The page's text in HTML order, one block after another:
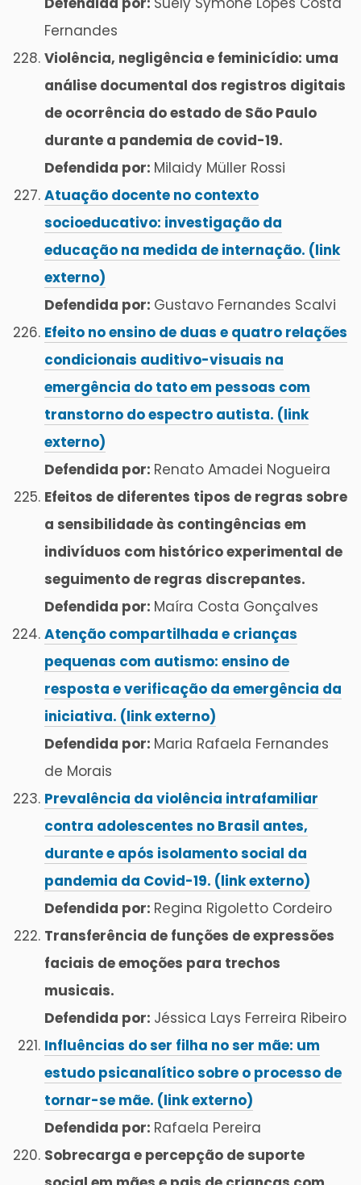
Fernandes
Violência, negligência e feminicídio: uma
análise documental dos registros digitais
de ocorrência do estado de São Paulo
durante a pandemia de covid-19.
Defendida por: Milaidy Müller Rossi
Atuação docente no contexto
socioeducativo: investigação da
educação na medida de internação. (link
externo)
Defendida por: Gustavo Fernandes Scalvi
Efeito no ensino de duas e quatro relações
condicionais auditivo-visuais na
emergência do tato em pessoas com
transtorno do espectro autista. (link
externo)
Defendida por: Renato Amadei Nogueira
Efeitos de diferentes tipos de regras sobre
a sensibilidade às contingências em
indivíduos com histórico experimental de
seguimento de regras discrepantes.
Defendida por: Maíra Costa Gonçalves
Atenção compartilhada e crianças
pequenas com autismo: ensino de
resposta e verificação da emergência da
iniciativa. (link externo)
Defendida por: Maria Rafaela Fernandes
de Morais
Prevalência da violência intrafamiliar
contra adolescentes no Brasil antes,
durante e após isolamento social da
pandemia da Covid-19. (link externo)
Defendida por: Regina Rigoletto Cordeiro
Transferência de funções de expressões
faciais de emoções para trechos
musicais.
Defendida por: Jéssica Lays Ferreira Ribeiro
Influências do ser filha no ser mãe: um
estudo psicanalítico sobre o processo de
tornar-se mãe. (link externo)
Defendida por: Rafaela Pereira
Sobrecarga e percepção de suporte